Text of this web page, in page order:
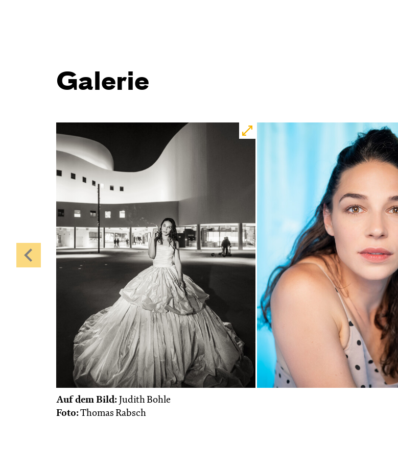
Galerie
Auf dem Bild: Judith Bohle
Foto:Thomas Rabsch